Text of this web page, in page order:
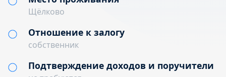
Щёлково
Отношение к залогу
собственник
Подтверждение доходов и поручители